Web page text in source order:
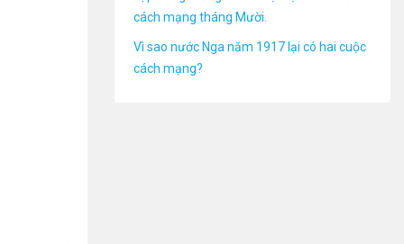
cách mạng tháng Mười.
Vì sao nước Nga năm 1917 lại có hai cuộc
cách mạng?